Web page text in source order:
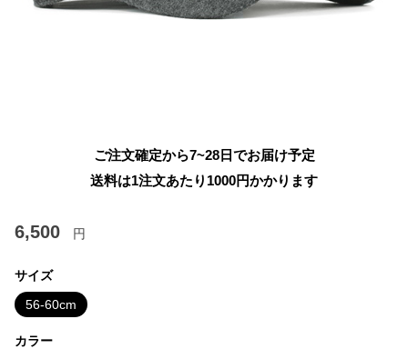
ご注文確定から7~28日でお届け予定
送料は1注文あたり 1000円かかります
6,500 円
サイズ
56-60cm
カラー